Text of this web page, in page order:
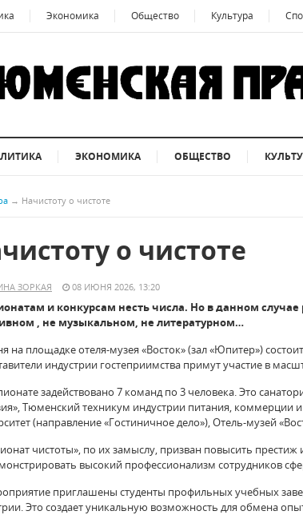
Экономика Общество Культура
ЭКОНОМИКА ОБЩЕСТВО
→ Начистоту о чистоте
о чистоте
ЗОРКАЯ 08 ИЮНЯ 2026, 13:20
и конкурсам несть числа. Но в данном
, не музыкальном, не литературном…
на площадке отеля-музея «Восток» (зал «Юпитер»)
индустрии гостеприимства примут участие в
задействовано 7 команд по 3 человека. Это
Тюменский техникум индустрии питания, коммерции
(направление «Гостиничное дело»), Отель-музей
чистоты», по их замыслу, призван повысить
высокий профессионализм сотрудников
приглашены студенты профильных учебных
Это создает уникальную возможность для обмена